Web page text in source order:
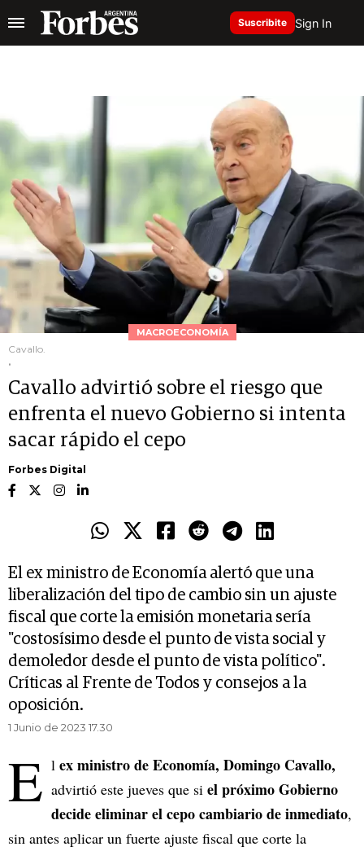
Suscribite Sign In
MACROECONOMÍA
Cavallo.
.
Cavallo advirtió sobre el riesgo que
enfrenta el nuevo Gobierno si intenta
sacar rápido el cepo
Forbes Digital
El ex ministro de Economía alertó que una
liberalización del tipo de cambio sin un ajuste
fiscal que corte la emisión monetaria sería
"costosísimo desde el punto de vista social y
demoledor desde el punto de vista político".
Críticas al Frente de Todos y consejos a la
oposición.
1 Junio de 2023 17.30
E l ex ministro de Economía, Domingo Cavallo,
advirtió este jueves que si el próximo Gobierno
decide eliminar el cepo cambiario de inmediato,
sin antes aplicar un fuerte ajuste fiscal que corte la